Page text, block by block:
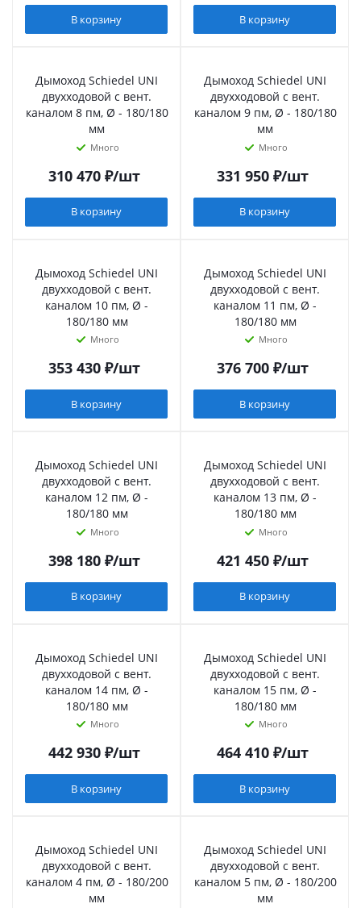
В корзину В корзину
Дымоход Schiedel UNI
двухходовой с вент.
каналом 8 пм, Ø - 180/180
мм
Много
310 470₽/шт
В корзину
Дымоход Schiedel UNI
двухходовой с вент.
каналом 9 пм, Ø - 180/180
мм
Много
331 950₽/шт
В корзину
Дымоход Schiedel UNI
двухходовой с вент.
каналом 10 пм, Ø -
180/180 мм
Много
353 430₽/шт
В корзину
Дымоход Schiedel UNI
двухходовой с вент.
каналом 11 пм, Ø -
180/180 мм
Много
376 700₽/шт
В корзину
Дымоход Schiedel UNI
двухходовой с вент.
каналом 12 пм, Ø -
180/180 мм
Много
398 180₽/шт
В корзину
Дымоход Schiedel UNI
двухходовой с вент.
каналом 13 пм, Ø -
180/180 мм
Много
421 450₽/шт
В корзину
Дымоход Schiedel UNI
двухходовой с вент.
каналом 14 пм, Ø -
180/180 мм
Много
442 930₽/шт
В корзину
Дымоход Schiedel UNI
двухходовой с вент.
каналом 15 пм, Ø -
180/180 мм
Много
464 410₽/шт
В корзину
Дымоход Schiedel UNI
двухходовой с вент.
каналом 4 пм, Ø - 180/200
мм
Дымоход Schiedel UNI
двухходовой с вент.
каналом 5 пм, Ø - 180/200
мм